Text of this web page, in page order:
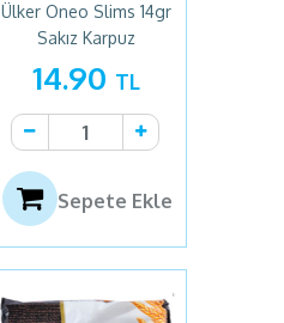
Ülker Oneo Slims 14gr
Sakız Karpuz
14.90 TL
Sepete Ekle